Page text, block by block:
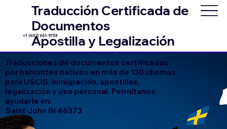
Traducción Certificada de
Documentos
Apostilla y Legalización
+1 (602) 661-9753
Traducciones de documentos certificadas
por hablantes nativos en más de 130 idiomas
para USCIS, inmigración, apostillas,
legalización y uso personal. Permítanos
ayudarle en:
Saint John IN 46373